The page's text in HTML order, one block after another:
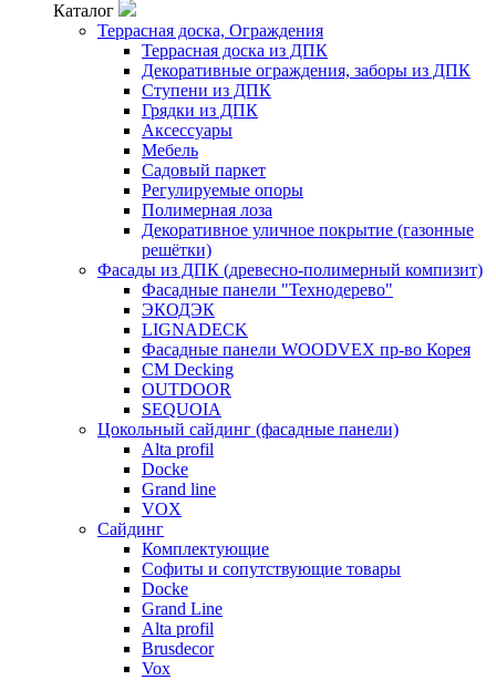
Каталог
Террасная доска, Ограждения
Террасная доска из ДПК
Декоративные ограждения, заборы из ДПК
Ступени из ДПК
Грядки из ДПК
Аксессуары
Мебель
Садовый паркет
Регулируемые опоры
Полимерная лоза
Декоративное уличное покрытие (газонные
решётки)
Фасады из ДПК (древесно-полимерный компизит)
Фасадные панели "Технодерево"
ЭКОДЭК
LIGNADECK
Фасадные панели WOODVEX пр-во Корея
CM Decking
OUTDOOR
SEQUOIA
Цокольный сайдинг (фасадные панели)
Alta profil
Docke
Grand line
VOX
Сайдинг
Комплектующие
Софиты и сопутствующие товары
Docke
Grand Line
Alta profil
Brusdecor
Vox